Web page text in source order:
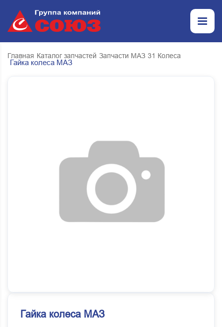
Главная Каталог запчастей Запчасти МАЗ 31 Колеса
Гайка колеса МАЗ
Гайка колеса МАЗ